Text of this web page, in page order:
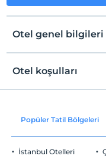
Otel genel bilgileri
Otel koşulları
Check/in
Check/out
En geç saat 11:00 ve
Evcil Hayvan
Popüler Tatil Bölgeleri
İstanbul Otelleri